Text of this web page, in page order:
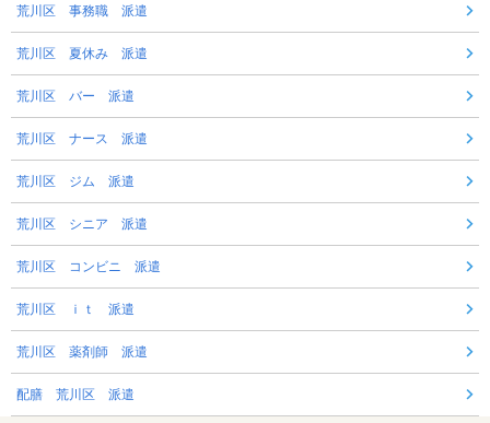
荒川区 事務職 派遣
荒川区 夏休み 派遣
荒川区 バー 派遣
荒川区 ナース 派遣
荒川区 ジム 派遣
荒川区 シニア 派遣
荒川区 コンビニ 派遣
荒川区 ｉｔ 派遣
荒川区 薬剤師 派遣
配膳 荒川区 派遣